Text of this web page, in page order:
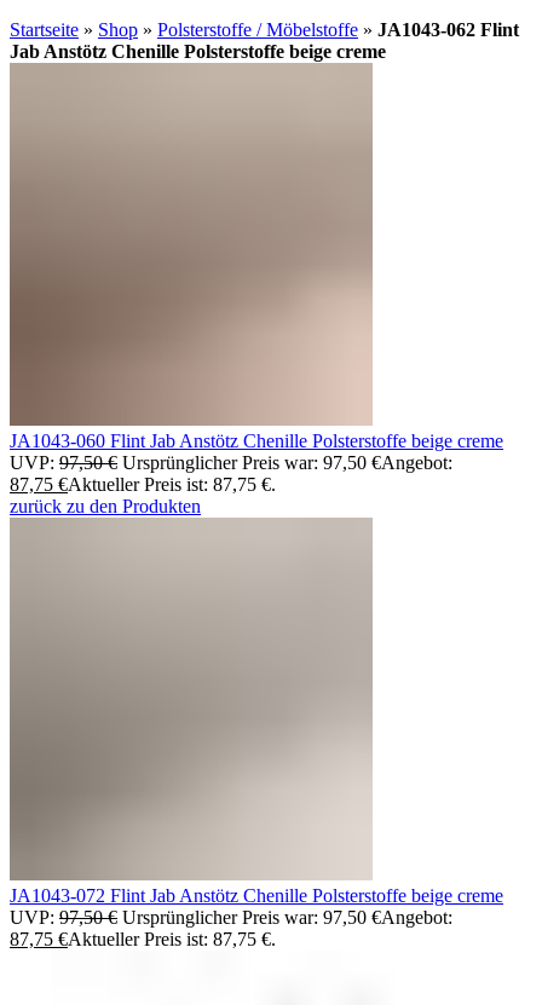
Startseite » Shop » Polsterstoffe / Möbelstoffe » JA1043-062 Flint
Jab Anstötz Chenille Polsterstoffe beige creme
JA1043-060 Flint Jab Anstötz Chenille Polsterstoffe beige creme
UVP: 97,50€ Ursprünglicher Preis war: 97,50 €Angebot:
87,75 €Aktueller Preis ist: 87,75 €.
zurück zu den Produkten
JA1043-072 Flint Jab Anstötz Chenille Polsterstoffe beige creme
UVP: 97,50€ Ursprünglicher Preis war: 97,50 €Angebot:
87,75 €Aktueller Preis ist: 87,75 €.